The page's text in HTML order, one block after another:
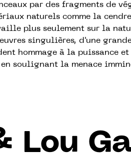
par des fragments de
naturels comme la
plus seulement sur la
singulières, d'une
hommage à la puissance
soulignant la menace
Lou